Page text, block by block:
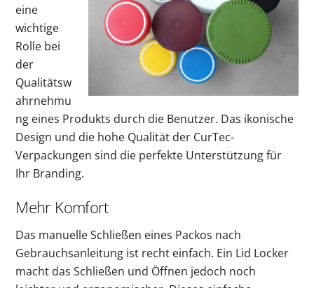
eine
wichtige
Rolle bei
der
Qualitätsw
ahrnehmu
ng eines Produkts durch die Benutzer. Das ikonische
Design und die hohe Qualität der CurTec-
Verpackungen sind die perfekte Unterstützung für
Ihr Branding.
Mehr Komfort
Das manuelle Schließen eines Packos nach
Gebrauchsanleitung ist recht einfach. Ein Lid Locker
macht das Schließen und Öffnen jedoch noch